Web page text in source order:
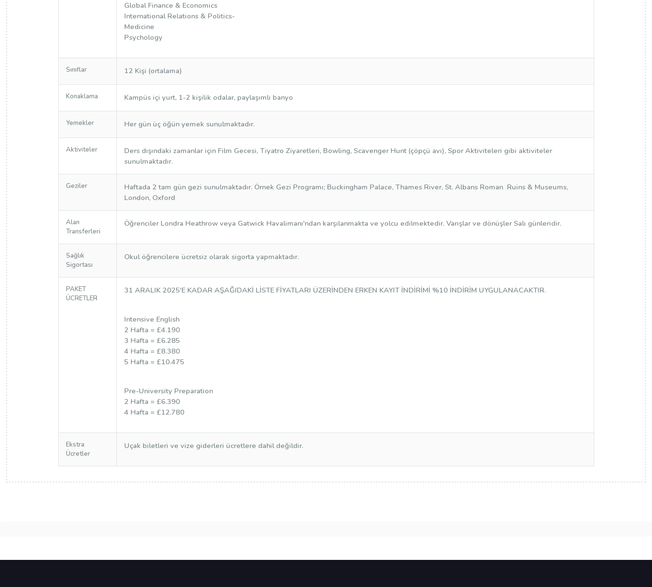
Global Finance & Economics
International Relations & Politics-
Medicine
Psychology
Sınıflar 12 Kişi (ortalama)
Konaklama Kampüs içi yurt, 1-2 kişilik odalar, paylaşımlı banyo
Yemekler Her gün üç öğün yemek sunulmaktadır.
Aktiviteler
Ders dışındaki zamanlar için Film Gecesi, Tiyatro Ziyaretleri, Bowling, Scavenger Hunt (çöpçü avı), Spor Aktiviteleri gibi aktiviteler
sunulmaktadır.
Geziler
Haftada 2 tam gün gezi sunulmaktadır. Örnek Gezi Programı; Buckingham Palace, Thames River, St. Albans Roman Ruins & Museums,
London, Oxford
Alan
Transferleri
Öğrenciler Londra Heathrow veya Gatwick Havalimanı'ndan karşılanmakta ve yolcu edilmektedir. Varışlar ve dönüşler Salı günleridir.
Sağlık
Sigortası
Okul öğrencilere ücretsiz olarak sigorta yapmaktadır.
PAKET
ÜCRETLER
31 ARALIK 2025'E KADAR AŞAĞIDAKİ LİSTE FİYATLARI ÜZERİNDEN ERKEN KAYIT İNDİRİMİ %10 İNDİRİM UYGULANACAKTIR.
Intensive English
2 Hafta = £4.190
3 Hafta = £6.285
4 Hafta = £8.380
5 Hafta = £10.475
Pre-University Preparation
2 Hafta = £6.390
4 Hafta = £12.780
Ekstra
Ücretler
Uçak biletleri ve vize giderleri ücretlere dahil değildir.